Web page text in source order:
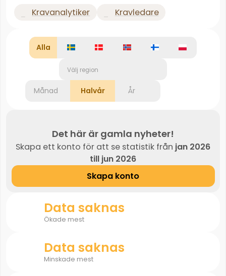
Kravanalytiker Kravledare
Alla
Välj region
Månad Halvår År
Det här är gamla nyheter!
Skapa ett konto för att se statistik från jan 2026
till jun 2026
Skapa konto
Data saknas
Ökade mest
Data saknas
Minskade mest